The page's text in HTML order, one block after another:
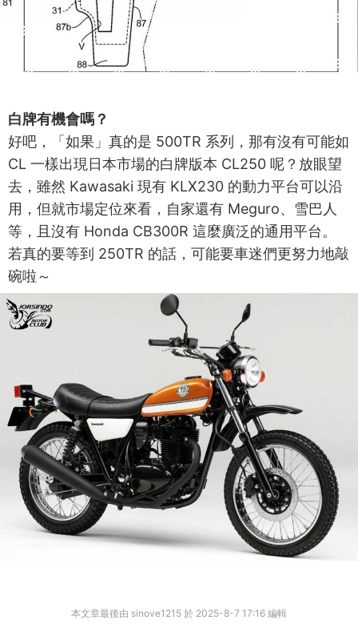
白牌有機會嗎？
好吧，「如果」真的是 500TR 系列，那有沒有可能如
CL 一樣出現日本市場的白牌版本 CL250 呢？放眼望
去，雖然 Kawasaki 現有 KLX230 的動力平台可以沿
用，但就市場定位來看，自家還有 Meguro、雪巴人
等，且沒有 Honda CB300R 這麼廣泛的通用平台。
若真的要等到 250TR 的話，可能要車迷們更努力地敲
碗啦～
本文章最後由 sinove1215 於 2025-8-7 17:16 編輯